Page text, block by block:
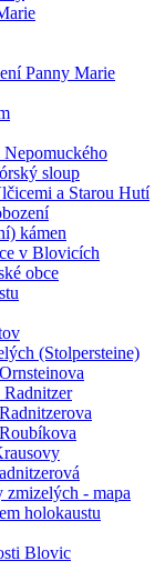
Panny Marie
Nepomuckého
sloup
a Starou Hutí
kámen
v Blovicích
obce
(Stolpersteine)
Radnitzer
zmizelých - mapa
holokaustu
Blovic